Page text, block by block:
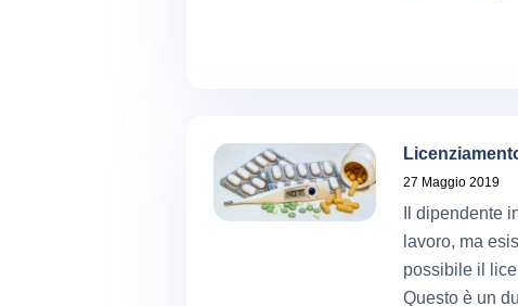
27 Maggio 2019
Il dipendente
lavoro, ma
possibile il
Questo è un